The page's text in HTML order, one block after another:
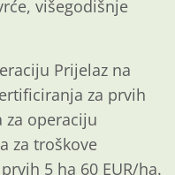
višegodišnje
Prijelaz na
za prvih
za operaciju
za troškove
5 ha 60 EUR/ha.